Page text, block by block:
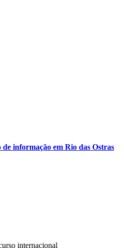
de informação em Rio das Ostras